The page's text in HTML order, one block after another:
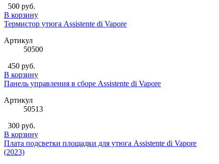
500 руб.
В корзину
Термистор утюга Assistente di Vapore
Артикул
50500
450 руб.
В корзину
Панель управления в сборе Assistente di Vapore
Артикул
50513
300 руб.
В корзину
Плата подсветки площадки для утюга Assistente di Vapore
(2023)